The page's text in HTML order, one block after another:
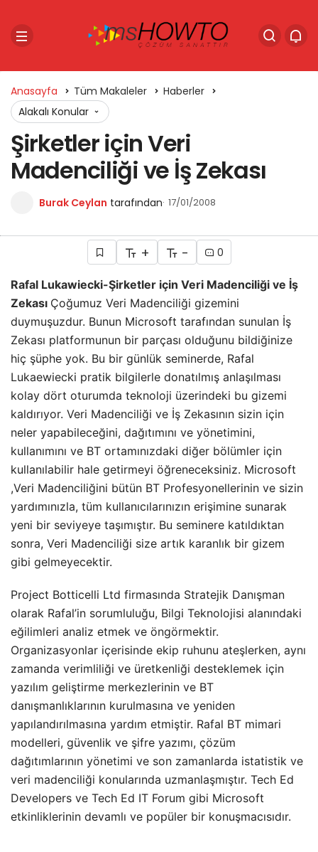
Anasayfa Tüm Makaleler
Haberler
Alakalı Konular
Şirketler için Veri
Madenciliği ve İş Zekası
Burak Ceylan tarafından 17/01/2008
+ - 0
Rafal Lukawiecki-Şirketler için Veri Madenciliği ve İş
Zekası Çoğumuz Veri Madenciliği gizemini
duymuşuzdur. Bunun Microsoft tarafından sunulan İş
Zekası platformunun bir parçası olduğunu bildiğinize
hiç şüphe yok. Bu bir günlük seminerde, Rafal
Lukaewiecki pratik bilgilerle donatılmış anlaşılması
kolay dört oturumda teknoloji üzerindeki bu gizemi
kaldırıyor. Veri Madenciliği ve İş Zekasının sizin için
neler yapabileceğini, dağıtımını ve yönetimini,
kullanımını ve BT ortamınızdaki diğer bölümler için
kullanılabilir hale getirmeyi öğreneceksiniz. Microsoft
,Veri Madenciliğini bütün BT Profesyonellerinin ve sizin
yardımınızla, tüm kullanıcılarınızın erişimine sunarak
yeni bir seviyeye taşımıştır. Bu seminere katıldıktan
sonra, Veri Madenciliği size artık karanlık bir gizem
gibi gelmeyecektir.
Project Botticelli Ltd firmasında Stratejik Danışman
olarak Rafal’in sorumluluğu, Bilgi Teknolojisi alanındaki
eğilimleri analiz etmek ve öngörmektir.
Organizasyonlar içerisinde ekip ruhunu ateşlerken, aynı
zamanda verimliliği ve üretkenliği desteklemek için
yazılım geliştirme merkezlerinin ve BT
danışmanlıklarının kurulmasına ve yeniden
yapılandırılmasına yardım etmiştir. Rafal BT mimari
modelleri, güvenlik ve şifre yazımı, çözüm
dağıtımlarının yönetimi ve son zamanlarda istatistik ve
veri madenciliği konularında uzmanlaşmıştır. Tech Ed
Developers ve Tech Ed IT Forum gibi Microsoft
etkinliklerinin devamlı ve popüler bir konuşmacısıdır.